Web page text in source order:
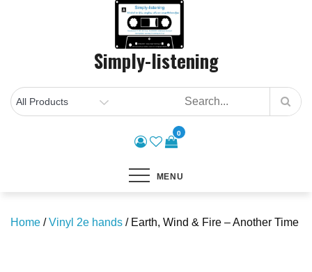
Simply-listening
0
MENU
Home /Vinyl 2e hands / Earth, Wind & Fire – Another Time